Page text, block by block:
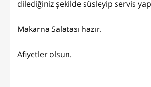
dilediğiniz şekilde süsleyip servis
Makarna Salatası hazır.
Afiyetler olsun.